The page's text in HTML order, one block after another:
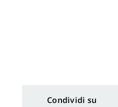
Condividi su